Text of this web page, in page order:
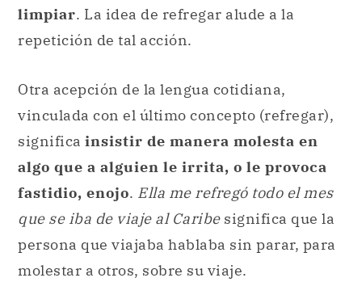
limpiar. La idea de refregar alude a la
repetición de tal acción.
Otra acepción de la lengua cotidiana,
vinculada con el último concepto (refregar),
significa insistir de manera molesta en
algo que a alguien le irrita, o le provoca
fastidio, enojo. Ella me refregó todo el mes
que se iba de viaje al Caribesignifica que la
persona que viajaba hablaba sin parar, para
molestar a otros, sobre su viaje.